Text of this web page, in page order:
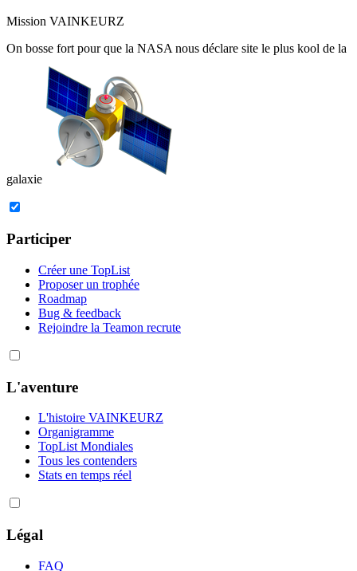
Mission VAINKEURZ
On bosse fort pour que la NASA nous déclare site le plus kool de la
galaxie
Participer
Créer une TopList
Proposer un trophée
Roadmap
Bug & feedback
Rejoindre la Teamon recrute
L'aventure
L'histoire VAINKEURZ
Organigramme
TopList Mondiales
Tous les contenders
Stats en temps réel
Légal
FAQ